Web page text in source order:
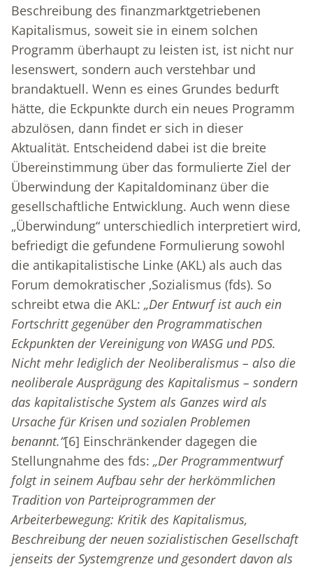
Beschreibung des finanzmarktgetriebenen
Kapitalismus, soweit sie in einem solchen
Programm überhaupt zu leisten ist, ist nicht nur
lesenswert, sondern auch verstehbar und
brandaktuell. Wenn es eines Grundes bedurft
hätte, die Eckpunkte durch ein neues Programm
abzulösen, dann findet er sich in dieser
Aktualität. Entscheidend dabei ist die breite
Übereinstimmung über das formulierte Ziel der
Überwindung der Kapitaldominanz über die
gesellschaftliche Entwicklung. Auch wenn diese
„Überwindung“ unterschiedlich interpretiert wird,
befriedigt die gefundene Formulierung sowohl
die antikapitalistische Linke (AKL) als auch das
Forum demokratischer ‚Sozialismus (fds). So
schreibt etwa die AKL: „Der Entwurf ist auch ein
Fortschritt gegenüber den Programmatischen
Eckpunkten der Vereinigung von WASG und PDS.
Nicht mehr lediglich der Neoliberalismus – also die
neoliberale Ausprägung des Kapitalismus – sondern
das kapitalistische System als Ganzes wird als
Ursache für Krisen und sozialen Problemen
benannt.“[6] Einschränkender dagegen die
Stellungnahme des fds: „Der Programmentwurf
folgt in seinem Aufbau sehr der herkömmlichen
Tradition von Parteiprogrammen der
Arbeiterbewegung: Kritik des Kapitalismus,
Beschreibung der neuen sozialistischen Gesellschaft
jenseits der Systemgrenze und gesondert davon als